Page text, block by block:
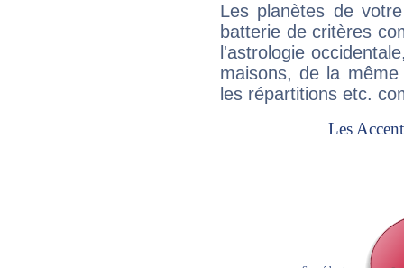
Les planètes de
batterie de critères
l'astrologie
maisons, de la
les répartitions etc.